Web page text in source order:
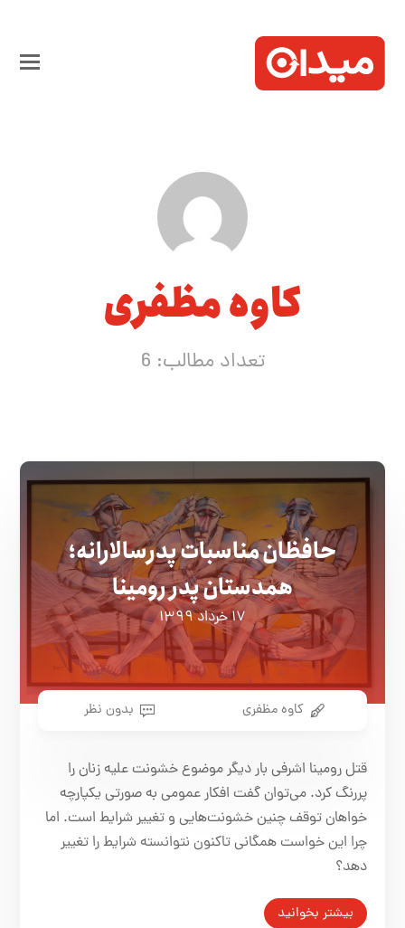
کاوه مظفری
تعداد مطالب: 6
حافظان مناسبات پدرسالارانه؛
همدستان پدر رومینا
۱۷ خرداد ۱۳۹۹
کاوه مظفری بدون نظر
قتل رومینا اشرفی بار دیگر موضوع خشونت علیه زنان را
پررنگ کرد. می‌توان گفت افکار عمومی به صورتی یکپارچه
خواهان توقف چنین خشونت‌هایی و تغییر شرایط است. اما
چرا این خواست همگانی تاکنون نتوانسته شرایط را تغییر
دهد؟
بیشتر بخوانید